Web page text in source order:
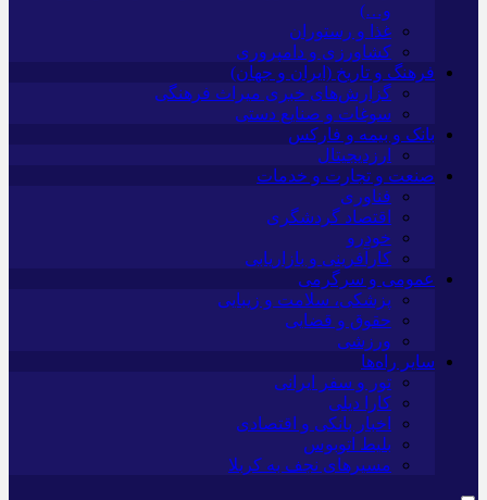
و…)
غذا و رستوران
کشاورزی و دامپروری
فرهنگ و تاریخ (ایران و جهان)
گزارش‌های خبری میراث فرهنگی
سوغات و صنایع دستی
بانک و بیمه و فارکس
ارزدیجیتال
صنعت و تجارت و خدمات
فناوری
اقتصاد گردشگری
خودرو
کارآفرینی و بازاریابی
عمومی و سرگرمی
پزشکی، سلامت و زیبایی
حقوق و قضایی
ورزشی
سایر راه‌ها
تور و سفر ایرانی
کارا دیلی
اخبار بانکی و اقتصادی
بلیط اتوبوس
مسیرهای نجف به کربلا